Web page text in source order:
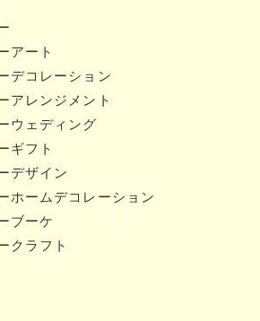
アート
デコレーション
アレンジメント
ウェディング
ギフト
デザイン
ホームデコレーション
ブーケ
クラフト